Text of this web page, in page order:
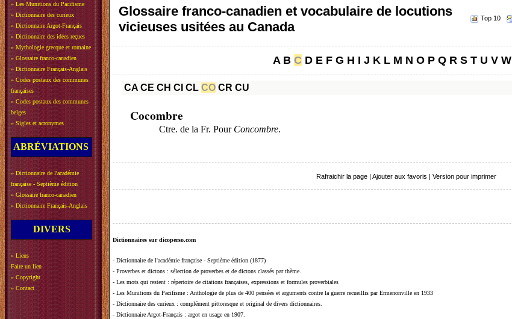
» Les Munitions du Pacifisme
» Dictionnaire des curieux
» Dictionnaire Argot-Français
» Dictionnaire des idées reçues
» Mythologie grecque et romaine
» Glossaire franco-canadien
» Dictionnaire Français-Anglais
» Codes postaux des communes
françaises
» Codes postaux des communes
belges
» Sigles et acronymes
ABRÉVIATIONS
» Dictionnaire de l'académie
française - Septième édition
» Glossaire franco-canadien
» Dictionnaire Français-Anglais
DIVERS
» Liens
Faire un lien
» Copyright
» Contact
Glossaire franco-canadien et vocabulaire de locutions
vicieuses usitées au Canada
Top 10
A B C D E F G H I J K L M N O P Q R S T U V W
CA CE CH CI CL CO CR CU
Cocombre
Ctre. de la Fr. Pour Concombre.
Rafraichir la page | Ajouter aux favoris | Version pour imprimer
Dictionnaires sur dicoperso.com
- Dictionnaire de l'académie française - Septième édition (1877)
- Proverbes et dictons : sélection de proverbes et de dictons classés par thème.
- Les mots qui restent : répertoire de citations françaises, expressions et formules proverbiales
- Les Munitions du Pacifisme : Anthologie de plus de 400 pensées et arguments contre la guerre recueillis par Ermenonville en 1933
- Dictionnaire des curieux : complément pittoresque et original de divers dictionnaires.
- Dictionnaire Argot-Français : argot en usage en 1907.